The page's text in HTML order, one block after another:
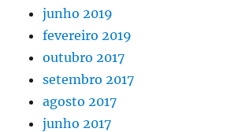
junho 2019
fevereiro 2019
outubro 2017
setembro 2017
agosto 2017
junho 2017